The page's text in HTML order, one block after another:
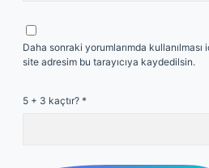
Daha sonraki yorumlarımda
site adresim bu tarayıcıya kaydedilsin.
5 + 3 kaçtır? *